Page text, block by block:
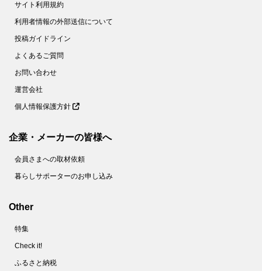
サイト利用規約
利用者情報の外部送信について
投稿ガイドライン
よくあるご質問
お問い合わせ
運営会社
個人情報保護方針
企業・メーカーの皆様へ
会員さまへの取材依頼
暮らしサポーターのお申し込み
Other
特集
Check it!
ふるさと納税